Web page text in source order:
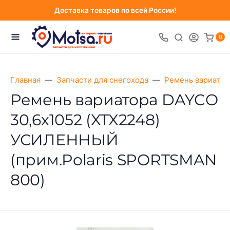
Доставка товаров по всей России!
0
Главная Запчасти для снегохода Ремень
Ремень вариатора DAYCO
30,6х1052 (XTX2248)
УСИЛЕННЫЙ
(прим.Polaris SPORTSMAN
800)